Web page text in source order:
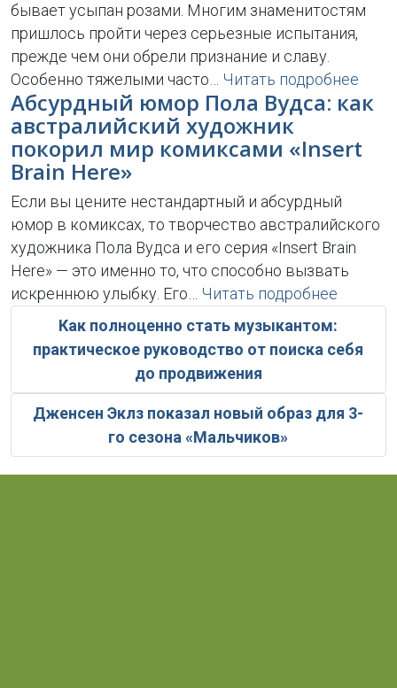
бывает усыпан розами. Многим знаменитостям
пришлось пройти через серьезные испытания,
прежде чем они обрели признание и славу.
Особенно тяжелыми часто… Читать подробнее
Абсурдный юмор Пола Вудса: как
австралийский художник
покорил мир комиксами «Insert
Brain Here»
Если вы цените нестандартный и абсурдный
юмор в комиксах, то творчество австралийского
художника Пола Вудса и его серия «Insert Brain
Here» — это именно то, что способно вызвать
искреннюю улыбку. Его… Читать подробнее
Как полноценно стать музыкантом:
практическое руководство от поиска себя
до продвижения
Дженсен Эклз показал новый образ для 3-
го сезона «Мальчиков»